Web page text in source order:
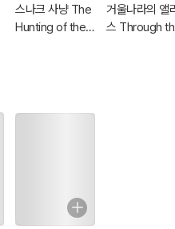
스나크 사냥 The
Hunting of the
거울나라의 앨
스 Through